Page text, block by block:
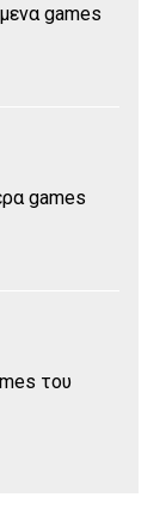
games
games
του